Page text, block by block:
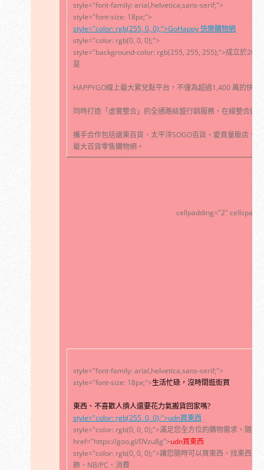
style="font-family: arial,helvetica,sans-serif;">
style="font-size: 18px;">
style="color: rgb(255, 0, 0);">GoHappy 快樂購物網
style="color: rgb(0, 0, 0);">
style="background-color: rgb(255, 255, 255);">成立於
是
HAPPYGO線上最大累兌點平台，不僅為超過1,400 萬的快
同時打造「虛實整合」的全通路結盟行銷服務，在線整合遠
攜手合作包括遠東百貨、太平洋SOGO百貨、愛買量販店、
最大百貨零售購物網。
cellpadding="2"
style="font-family: arial,helvetica,sans-serif;">
style="font-size: 18px;">生活忙碌，沒時間逛街買
東西、不喜歡人擠人還要花力氣搬貨回家嗎?
style="color: rgb(255, 0, 0);">udn買東西
style="color: rgb(0, 0, 0);">滿足您全方位的購物需求，隨時
href="https://goo.gl/0Vzu8g">udn買東西
style="color: rgb(0, 0, 0);">讓您隨時可以買東西、找東西！
飾、NB/PC、消費